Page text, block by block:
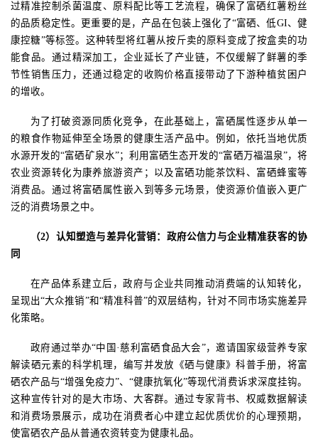
过精准控制杀菌温度、原料配比等工艺流程，确保了富硒红薯粉丝
的品质稳定性。更重要的是，产品在包装上强化了“富硒、低GI、健
康控糖”等标签。这种转型将红薯从按斤卖的原料变成了按盒卖的功
能食品。通过精深加工，企业延长了产业链，不仅缓解了鲜薯的季
节性销售压力，还通过稳定的收购价格直接带动了下游种植贫困户
的增收。
为了打破资源同质化竞争，在此基础上，富硒属性逐步从单一
的粮食作物延伸至全场景的健康生活产品中。例如，依托当地优质
水源开发的“富硒矿泉水”；利用富硒生态开发的“富硒万福温泉”，将
农业资源转化为康养旅游资产；以及富硒功能茶饮料、富硒蜂蜜等
消费品。通过将富硒属性嵌入到等多元场景，使资源价值嵌入更广
泛的消费场景之中。
（2）认知塑造与差异化营销：政府公信力与企业精准获客的协
同
在产品体系建立后，政府与企业共同推动消费端的认知转化，
呈现出“大众推销”和“精准科普”的双层结构，针对不同市场实施差异
化策略。
政府通过举办“中国·慈利富硒食品大会”，邀请国家级营养专家
解读硒元素的科学机理，编写并发放《硒与健康》科普手册，将富
硒农产品与“增强免疫力”、“健康抗氧化”等现代消费诉求深度挂钩。
这种宣传针对的是大市场、大客群。通过专家背书、权威数据解读
和消费场景展示，成功在消费者心中建立起优质优价的心理预期，
使富硒农产品从普通农资转变为健康礼品。